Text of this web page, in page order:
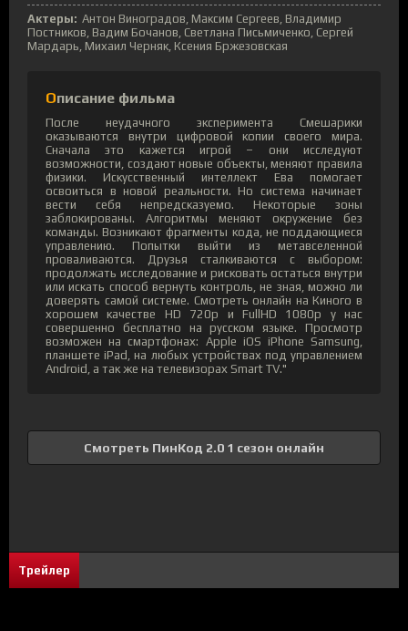
Актеры: Антон Виноградов, Максим Сергеев, Владимир
Постников, Вадим Бочанов, Светлана Письмиченко, Сергей
Мардарь, Михаил Черняк, Ксения Бржезовская
Описание фильма
После неудачного эксперимента Смешарики
оказываются внутри цифровой копии своего мира.
Сначала это кажется игрой – они исследуют
возможности, создают новые объекты, меняют правила
физики. Искусственный интеллект Ева помогает
освоиться в новой реальности. Но система начинает
вести себя непредсказуемо. Некоторые зоны
заблокированы. Алгоритмы меняют окружение без
команды. Возникают фрагменты кода, не поддающиеся
управлению. Попытки выйти из метавселенной
проваливаются. Друзья сталкиваются с выбором:
продолжать исследование и рисковать остаться внутри
или искать способ вернуть контроль, не зная, можно ли
доверять самой системе. Смотреть онлайн на Киного в
хорошем качестве HD 720p и FullHD 1080p у нас
совершенно бесплатно на русском языке. Просмотр
возможен на смартфонах: Apple iOS iPhone Samsung,
планшете iPad, на любых устройствах под управлением
Android, а так же на телевизорах Smart TV."
Смотреть ПинКод 2.0 1 сезон онлайн
Трейлер